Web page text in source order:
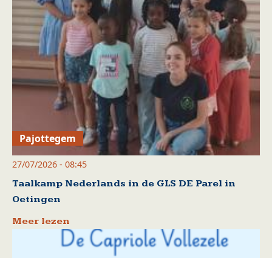
Pajottegem
27/07/2026 - 08:45
Taalkamp Nederlands in de GLS DE Parel in
Oetingen
Meer lezen